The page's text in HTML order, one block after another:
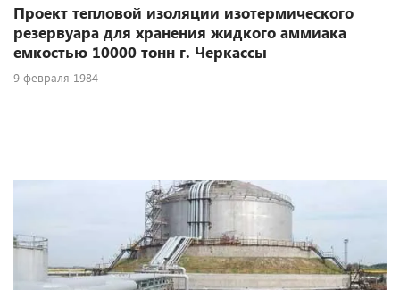
Проект тепловой изоляции изотермического
резервуара для хранения жидкого аммиака
емкостью 10000 тонн г. Черкассы
9 февраля 1984